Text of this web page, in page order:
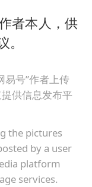
者本人，供
易号”作者上传
供信息发布平
the pictures
by a user
platform
services.